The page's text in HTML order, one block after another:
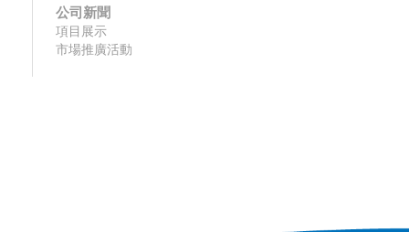
公司新聞
項目展示
市場推廣活動